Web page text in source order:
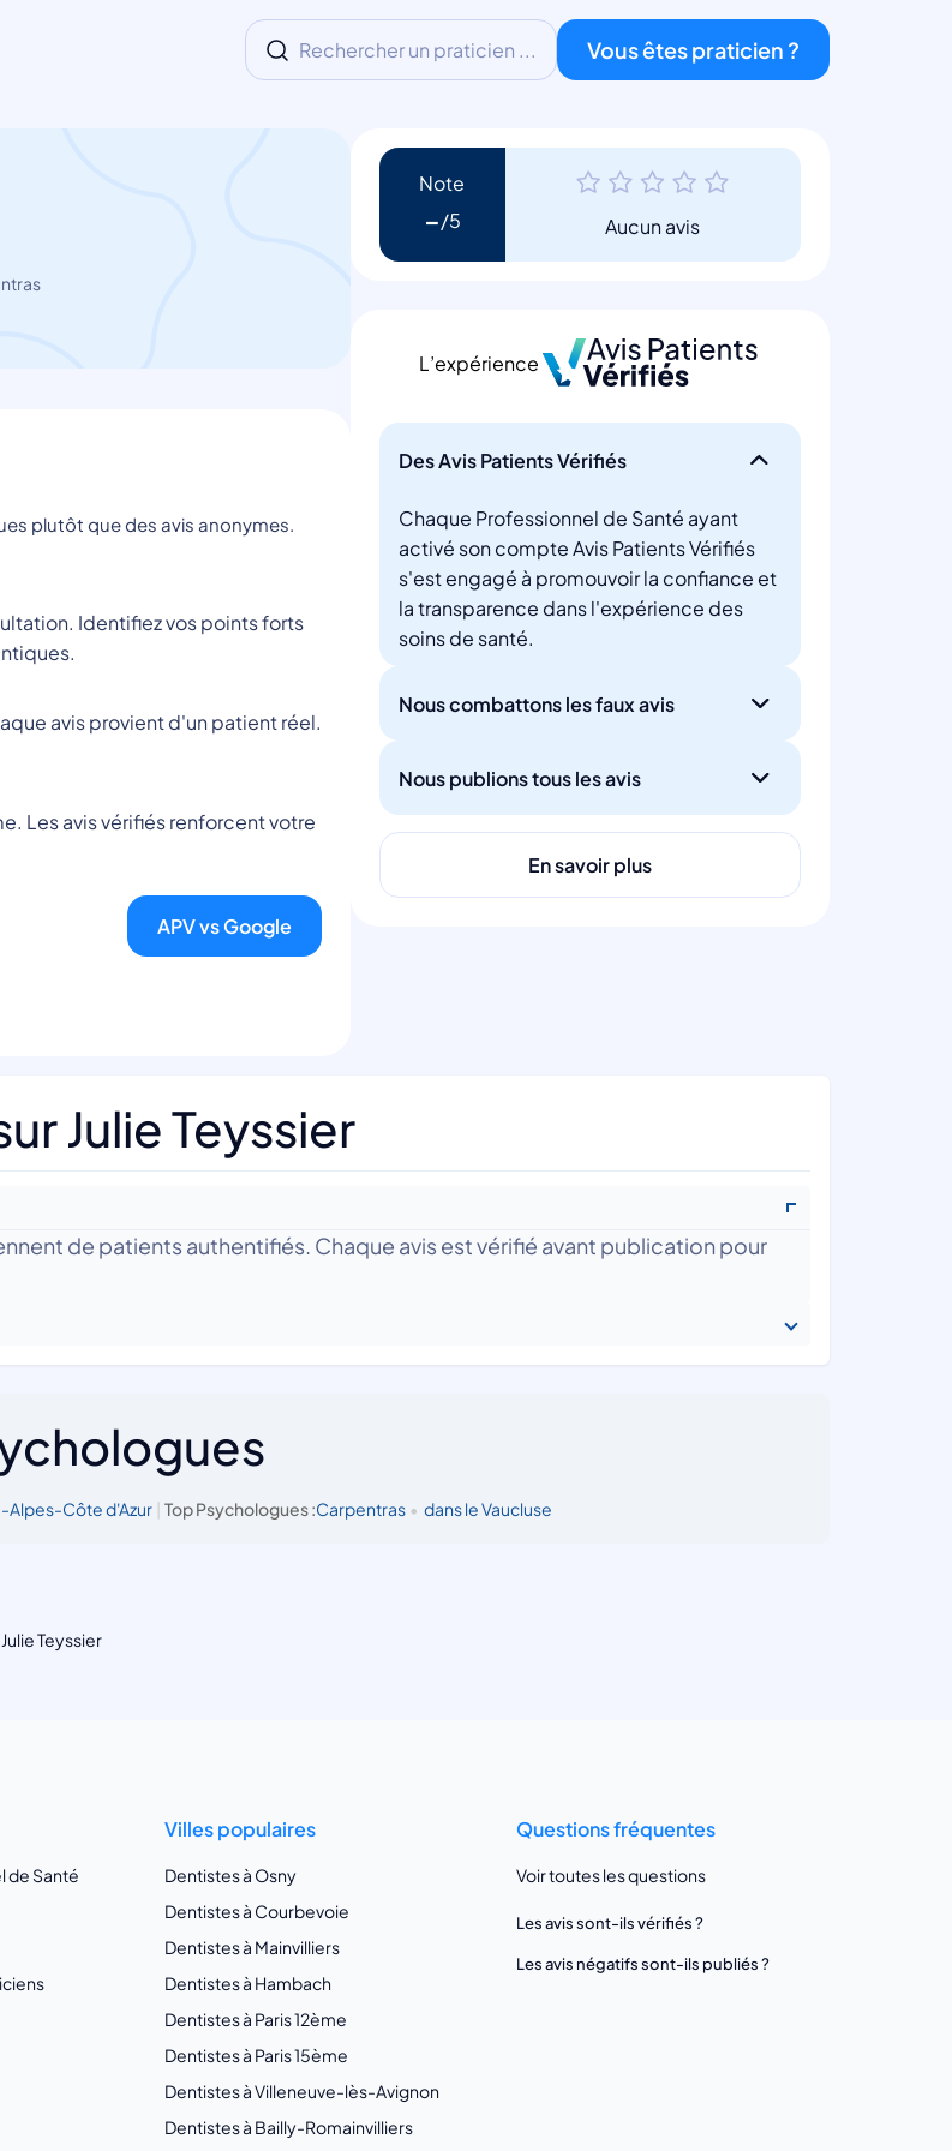
Rechercher un praticien ... Vous êtes praticien ?
plutôt que des avis anonymes.
Identifiez vos points forts
avis provient d'un patient réel.
Les avis vérifiés renforcent votre
APV vs Google
Note
- Aucun avis
L’expérience
Des Avis Patients Vérifiés
Chaque Professionnel de Santé ayant
activé son compte Avis Patients Vérifiés
s'est engagé à promouvoir la confiance et
la transparence dans l'expérience des
soins de santé.
Nous combattons les faux avis
Nous publions tous les avis
En savoir plus
Julie Teyssier
de patients authentifiés. Chaque avis est vérifié avant publication pour
Alpes-Côte d'Azur | Top Psychologues :Carpentras • dans le Vaucluse
Julie Teyssier
de Santé
Villes populaires
Dentistes à Osny
Dentistes à Courbevoie
Dentistes à Mainvilliers
Dentistes à Hambach
Dentistes à Paris 12ème
Dentistes à Paris 15ème
Dentistes à Villeneuve-lès-Avignon
Dentistes à Bailly-Romainvilliers
Questions fréquentes
Voir toutes les questions
Les avis sont-ils vérifiés ?
Les avis négatifs sont-ils publiés ?